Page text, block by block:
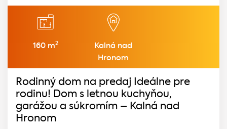
160 m2
Kalná nad
Hronom
Rodinný dom na predaj Ideálne pre
rodinu! Dom s letnou kuchyňou,
garážou a súkromím – Kalná nad
Hronom